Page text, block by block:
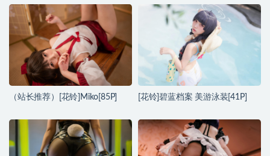
（站长推荐）[花铃]Miko[85P] [花铃]碧蓝档案 美游泳装[41P]